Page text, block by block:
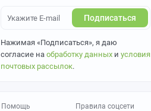
Подписаться
Нажимая «Подписаться», я даю
согласие на обработку данных и условия
почтовых рассылок.
Помощь
Правила соцсети